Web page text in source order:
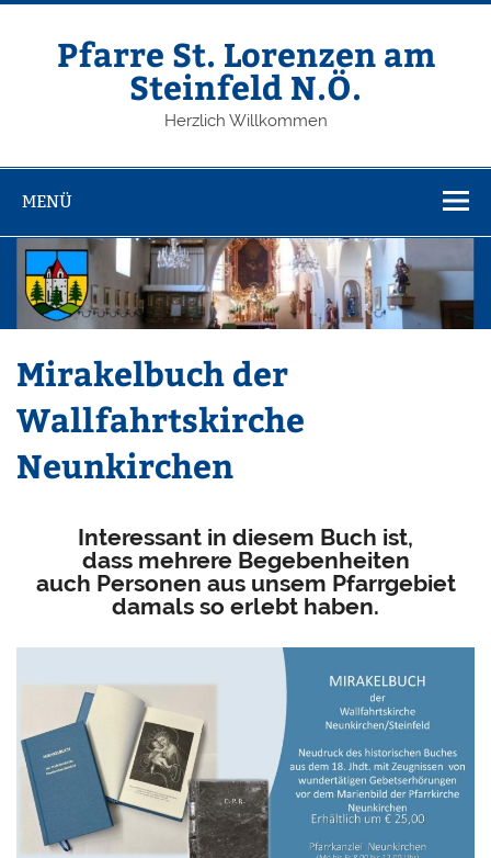
Zum
springenPfarre St. Lorenzen am
Steinfeld N.Ö.
Herzlich Willkommen
MENÜ
Mirakelbuch der
Wallfahrtskirche
Neunkirchen
Interessant in diesem Buch ist,
dass mehrere Begebenheiten
auch Personen aus unsem Pfarrgebiet
damals so erlebt haben.